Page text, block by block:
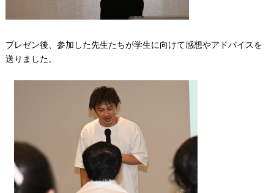
プレゼン後、参加した先生たちが学生に向けて感想やアドバイスを
送りました。